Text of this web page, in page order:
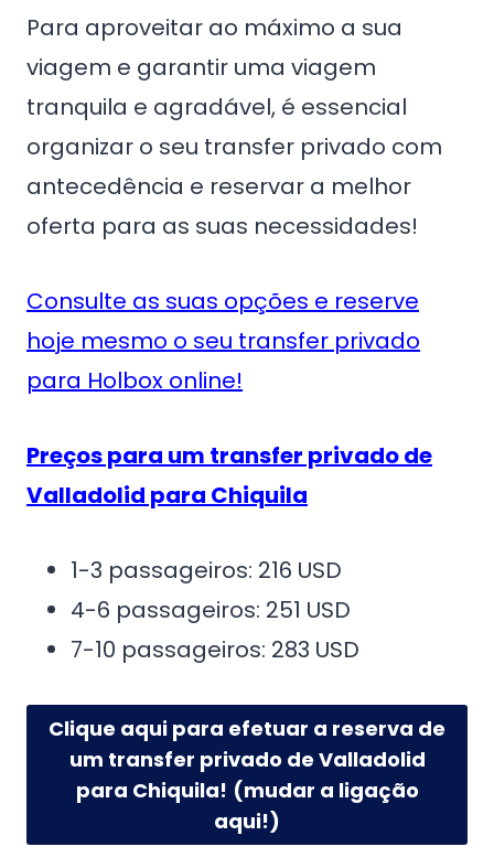
Para aproveitar ao máximo a sua
viagem e garantir uma viagem
tranquila e agradável, é essencial
organizar o seu transfer privado com
antecedência e reservar a melhor
oferta para as suas necessidades!
Consulte as suas opções e reserve
hoje mesmo o seu transfer privado
para Holbox online!
Preços para um transfer privado de
Valladolid para Chiquila
1-3 passageiros: 216 USD
4-6 passageiros: 251 USD
7-10 passageiros: 283 USD
Clique aqui para efetuar a reserva de
um transfer privado de Valladolid
para Chiquila! (mudar a ligação
aqui!)